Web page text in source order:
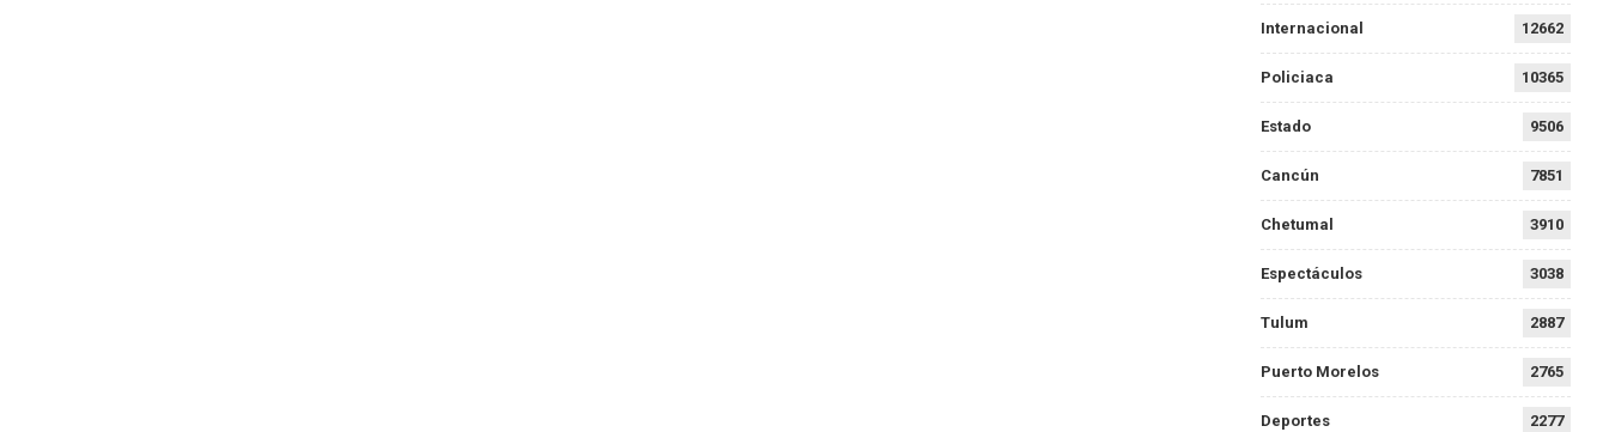
Internacional 12662
Policiaca 10365
Estado 9506
Cancún 7851
Chetumal 3910
Espectáculos 3038
Tulum 2887
Puerto Morelos 2765
Deportes 2277